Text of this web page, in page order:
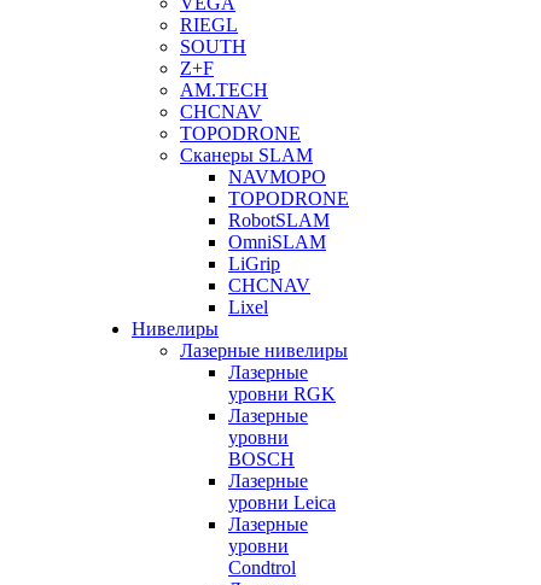
RIEGL
SOUTH
Z+F
AM.TECH
CHCNAV
TOPODRONE
Сканеры SLAM
NAVMOPO
TOPODRONE
RobotSLAM
OmniSLAM
LiGrip
CHCNAV
Lixel
Нивелиры
Лазерные нивелиры
Лазерные
уровни RGK
Лазерные
уровни
BOSCH
Лазерные
уровни Leica
Лазерные
уровни
Condtrol